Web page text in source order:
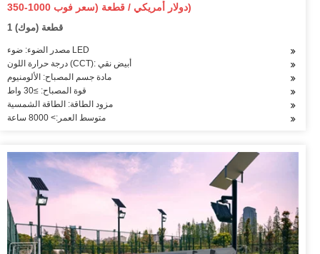
350-1000 دولار أمريكي / قطعة (سعر فوب)
1 قطعة (موك)
مصدر الضوء: ضوء LED
درجة حرارة اللون (CCT): أبيض نقي
مادة جسم المصباح: الألومنيوم
قوة المصباح: ≥30 واط
مزود الطاقة: الطاقة الشمسية
متوسط العمر:> 8000 ساعة